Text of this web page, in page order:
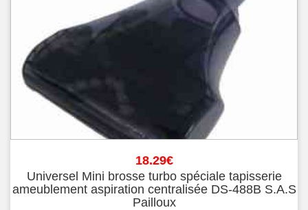
18.29€
Universel Mini brosse turbo spéciale tapisserie
ameublement aspiration centralisée DS-488B S.A.S
Pailloux